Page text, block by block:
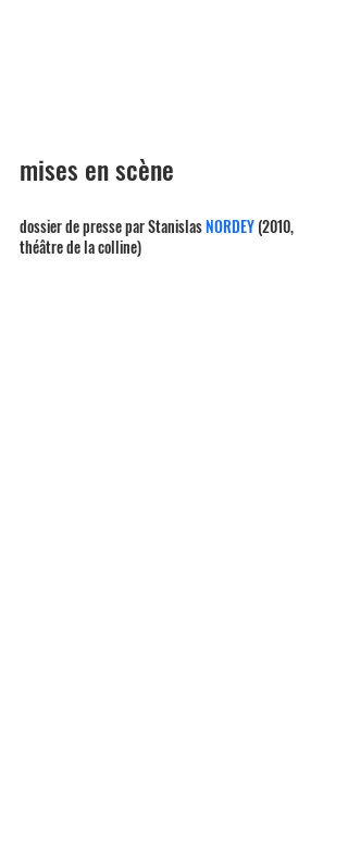
mises en scène
dossier de presse par Stanislas NORDEY (2010,
théâtre de la colline)